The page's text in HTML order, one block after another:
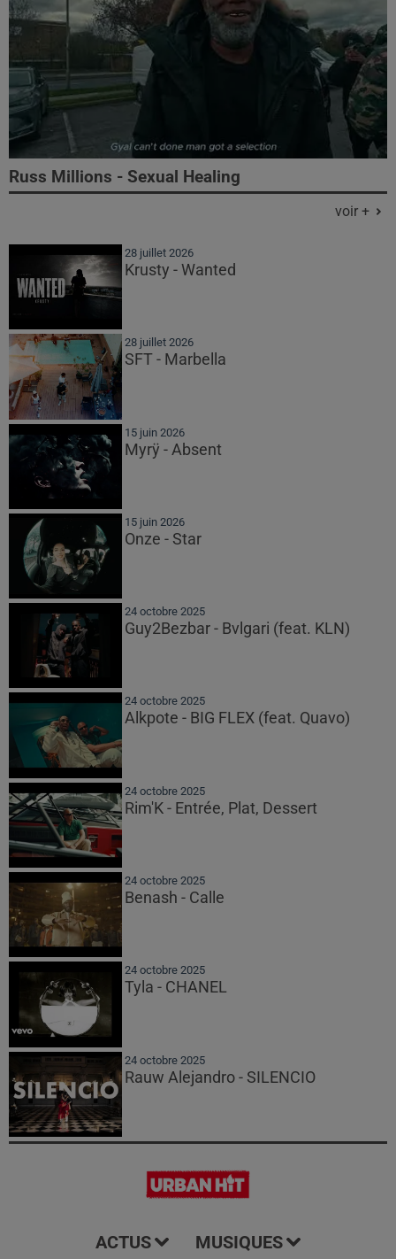
Russ Millions - Sexual Healing
voir +
28 juillet 2026
Krusty - Wanted
28 juillet 2026
SFT - Marbella
15 juin 2026
Myrÿ - Absent
15 juin 2026
Onze - Star
24 octobre 2025
Guy2Bezbar - Bvlgari (feat. KLN)
24 octobre 2025
Alkpote - BIG FLEX (feat. Quavo)
24 octobre 2025
Rim'K - Entrée, Plat, Dessert
24 octobre 2025
Benash - Calle
24 octobre 2025
Tyla - CHANEL
24 octobre 2025
Rauw Alejandro - SILENCIO
ACTUS MUSIQUES